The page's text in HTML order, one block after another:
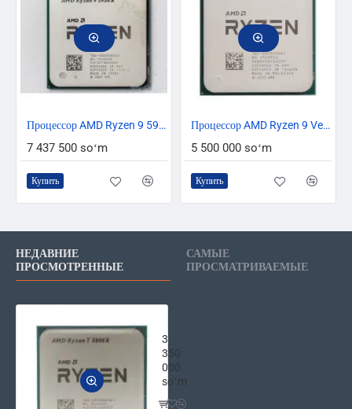
Процессор AMD Ryzen 9 5950X
7 437 500 soʻm
Купить
Процессор AMD Ryzen 9 Vermeer 5900X
5 500 000 soʻm
Купить
НЕДАВНИЕ
ПРОСМОТРЕННЫЕ
САМЫЕ
ПРОСМАТРИВАЕМЫЕ
3
350
000
soʻm